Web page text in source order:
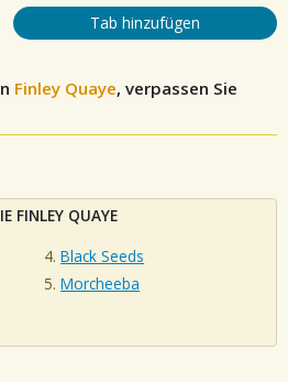
Tab hinzufügen
Finley Quaye, verpassen Sie
FINLEY QUAYE
Black Seeds
Morcheeba